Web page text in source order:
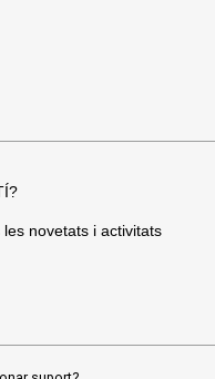
novetats i activitats